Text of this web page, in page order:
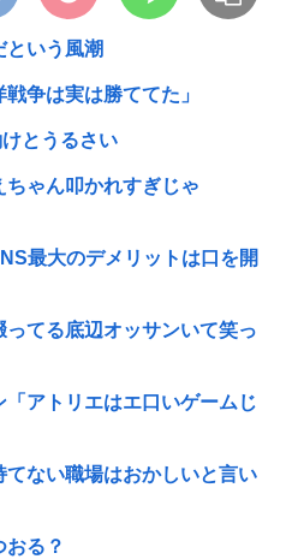
という風潮
争は実は勝ててた」
とうるさい
ちゃん叩かれすぎじゃ
最大のデメリットは口を開
てる底辺オッサンいて笑っ
「アトリエはエ口いゲームじ
ない職場はおかしいと言い
おる？